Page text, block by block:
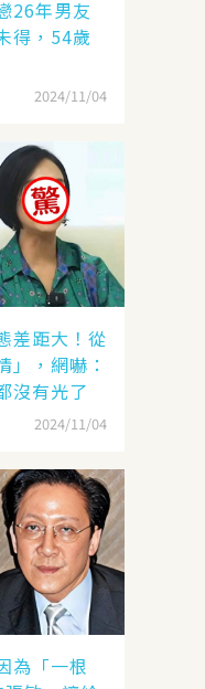
26年男友
得，54歲
2024/11/04
差距大！從
」，網嚇：
沒有光了
2024/11/04
為「一根